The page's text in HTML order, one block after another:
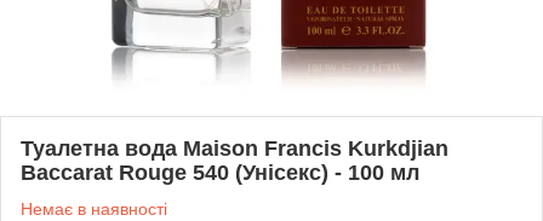
Туалетна вода Maison Francis Kurkdjian
Baccarat Rouge 540 (Унісекс) - 100 мл
Немає в наявності